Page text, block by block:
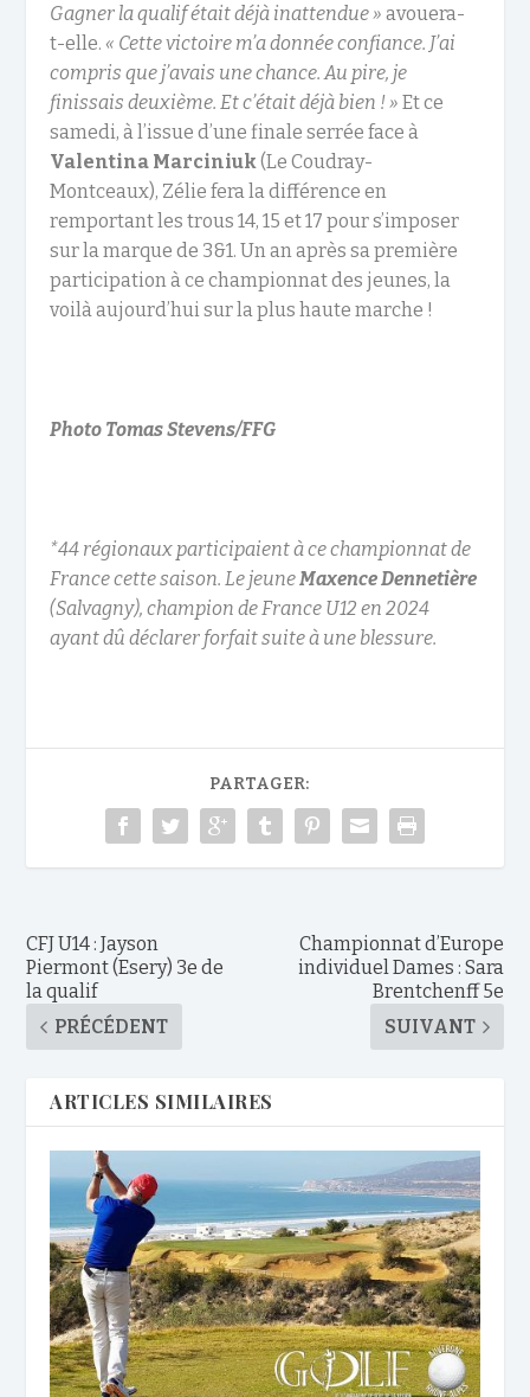
Gagner la qualif était déjà inattendue » avouera-
t-elle. « Cette victoire m’a donnée confiance. J’ai
compris que j’avais une chance. Au pire, je
finissais deuxième. Et c’était déjà bien ! » Et ce
samedi, à l’issue d’une finale serrée face à
Valentina Marciniuk (Le Coudray-
Montceaux), Zélie fera la différence en
remportant les trous 14, 15 et 17 pour s’imposer
sur la marque de 3&1. Un an après sa première
participation à ce championnat des jeunes, la
voilà aujourd’hui sur la plus haute marche !
Photo Tomas Stevens/FFG
*44 régionaux participaient à ce championnat de
France cette saison. Le jeuneMaxence Dennetière
(Salvagny), champion de France U12 en 2024
ayant dû déclarer forfait suite à une blessure.
PARTAGER:
CFJ U14 : Jayson
Piermont (Esery) 3e de
la qualif
PRÉCÉDENT
Championnat d’Europe
individuel Dames : Sara
Brentchenff 5e
SUIVANT
ARTICLES SIMILAIRES